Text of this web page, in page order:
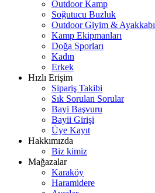
Outdoor Kamp
Soğutucu Buzluk
Outdoor Giyim & Ayakkabı
Kamp Ekipmanları
Doğa Sporları
Kadın
Erkek
Hızlı Erişim
Sipariş Takibi
Sık Sorulan Sorular
Bayi Başvuru
Bayii Girişi
Üye Kayıt
Hakkımızda
Biz kimiz
Mağazalar
Karaköy
Haramidere